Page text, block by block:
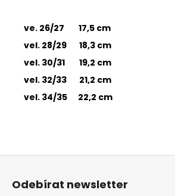
ve. 26/27 17,5 cm
vel. 28/29 18,3 cm
vel. 30/31 19,2 cm
vel. 32/33 21,2 cm
vel. 34/35 22,2 cm
Z
Odebírat newsletter